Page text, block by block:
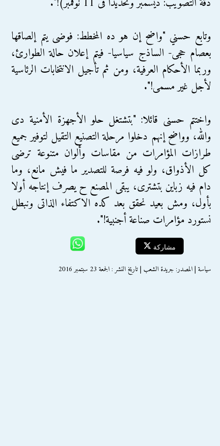
وتابع حسني "واضح إن هو ده المخطط: فوضى يتم إلصاقها
بعصام حجى- الساذج سياسيا- فيتم إعلان حالة الطوارئ،
وربما الأحكام العرفية، ومن ثم تأجيل الانتخابات الرئاسية
لأجل غير مسمى!".
واختتم حسنى قائلا: "بتشتغل حلو الأجهزة الأمنية دى
والله، وواضح إنهم دخلوا مرحلة التصنيع التقيل لتوفير جميع
طرازات المؤامرات من مقاسات وألوان متنوعة ترضى
كل الأذواق، ولو فيه فرصة للتصدير ما فيش مانع، وما
دام فيه زباين بتشترى، يبقى المصنع ح يصرف إنتاجه أولا
بأول، ومش بعيد نحقق بعد كده الاكتفاء الذاتى ونبطل
نستورد مؤامرات صناعة أجنبية!".
مشاركة
سياسة | المصدر: جريدة الشعب | تاريخ النشر : الجمعة 23 سبتمبر 2016